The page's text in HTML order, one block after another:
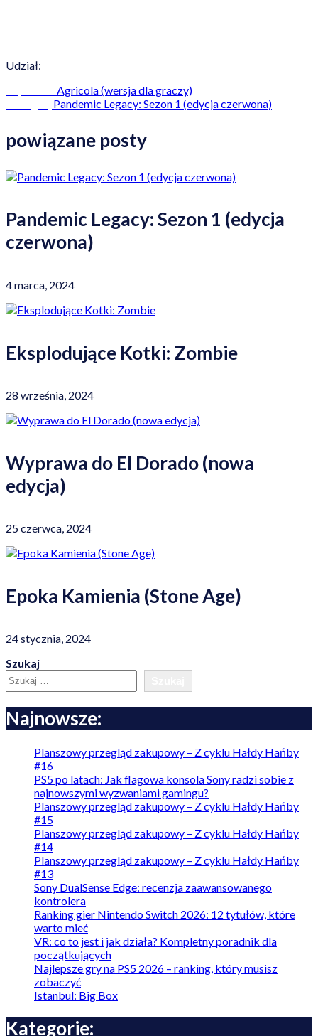
Udział:
Agricola (wersja dla graczy)
Pandemic Legacy: Sezon 1 (edycja czerwona)
powiązane posty
Pandemic Legacy: Sezon 1 (edycja
czerwona)
4 marca, 2024
Eksplodujące Kotki: Zombie
28 września, 2024
Wyprawa do El Dorado (nowa
edycja)
25 czerwca, 2024
Epoka Kamienia (Stone Age)
24 stycznia, 2024
Szukaj
Najnowsze:
Planszowy przegląd zakupowy – Z cyklu Hałdy Hańby
#16
PS5 po latach: Jak flagowa konsola Sony radzi sobie z
najnowszymi wyzwaniami gamingu?
Planszowy przegląd zakupowy – Z cyklu Hałdy Hańby
#15
Planszowy przegląd zakupowy – Z cyklu Hałdy Hańby
#14
Planszowy przegląd zakupowy – Z cyklu Hałdy Hańby
#13
Sony DualSense Edge: recenzja zaawansowanego
kontrolera
Ranking gier Nintendo Switch 2026: 12 tytułów, które
warto mieć
VR: co to jest i jak działa? Kompletny poradnik dla
początkujących
Najlepsze gry na PS5 2026 – ranking, który musisz
zobaczyć
Istanbul: Big Box
Kategorie: